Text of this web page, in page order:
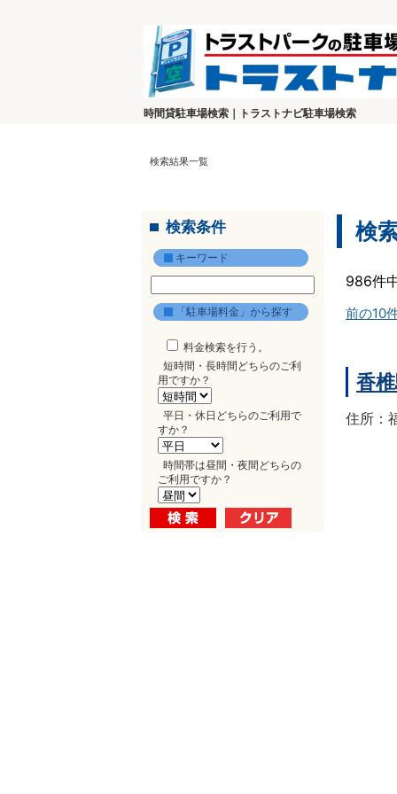
時間貸駐車場検索｜トラストナビ駐車場検索
検索結果一覧
検索条件
キーワード
「駐車場料金」から探す
料金検索を行う。
短時間・長時間どちらのご利
用ですか？
平日・休日どちらのご利用で
すか？
時間帯は昼間・夜間どちらの
ご利用ですか？
検
986件
前の10
香
住所：